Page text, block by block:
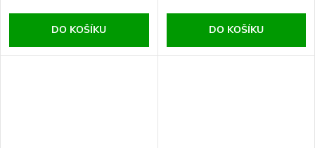
DO KOŠÍKU DO KOŠÍKU